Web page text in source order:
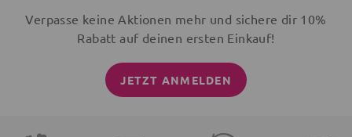
Verpasse keine Aktionen mehr und sichere dir 10%
Rabatt auf deinen ersten Einkauf!
JETZT ANMELDEN